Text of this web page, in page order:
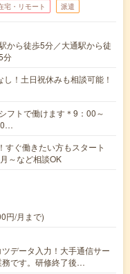
宅・リモート 派遣
から徒歩5分／大通駅から徒
分
！土日祝休みも相談可能！
フトで働けます＊9：00～
すぐ働きたい方もスタート
～など相談OK
円/月まで)
データ入力！大手通信サー
務です。研修終了後…